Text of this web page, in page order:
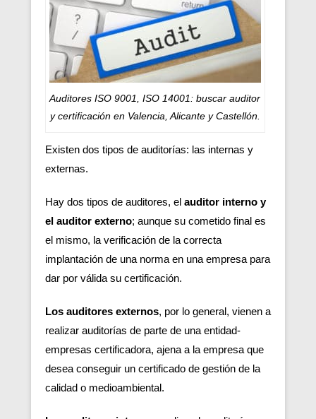
Auditores ISO 9001, ISO 14001: buscar auditor
y certificación en Valencia, Alicante y Castellón.
Existen dos tipos de auditorías: las internas y
externas.
Hay dos tipos de auditores, el auditor interno y
el auditor externo; aunque su cometido final es
el mismo, la verificación de la correcta
implantación de una norma en una empresa para
dar por válida su certificación.
Los auditores externos, por lo general, vienen a
realizar auditorías de parte de una entidad-
empresas certificadora, ajena a la empresa que
desea conseguir un certificado de gestión de la
calidad o medioambiental.